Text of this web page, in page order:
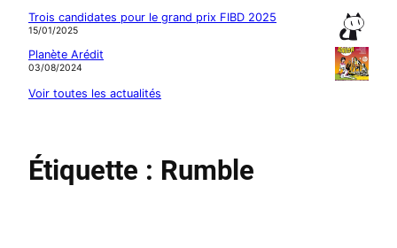
Trois candidates pour le grand prix FIBD 2025
15/01/2025
Planète Arédit
03/08/2024
Voir toutes les actualités
Étiquette : Rumble